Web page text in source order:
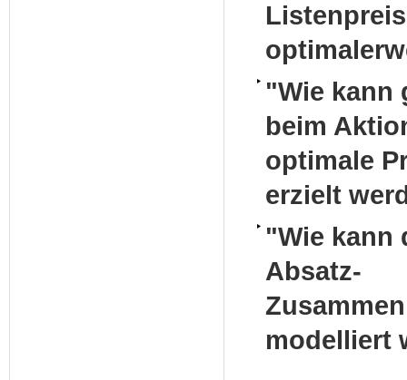
Listenpreis
"Wie kann
beim
optimale
erzielt
"Wie kann
Absatz-
modelliert